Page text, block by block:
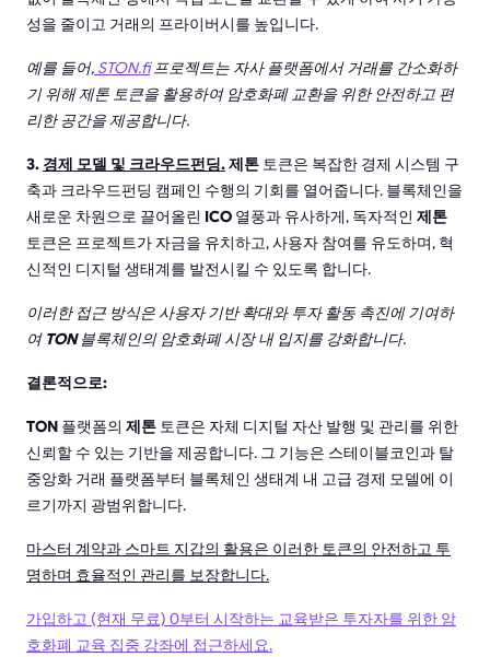
성을 줄이고 거래의 프라이버시를 높입니다.
예를 들어, STON.fi프로젝트는 자사 플랫폼에서 거래를 간소화하
기 위해 제톤 토큰을 활용하여 암호화폐 교환을 위한 안전하고 편
리한 공간을 제공합니다.
3. 경제 모델 및 크라우드펀딩.제톤 토큰은 복잡한 경제 시스템 구
축과 크라우드펀딩 캠페인 수행의 기회를 열어줍니다. 블록체인을
새로운 차원으로 끌어올린 ICO 열풍과 유사하게, 독자적인 제톤
토큰은 프로젝트가 자금을 유치하고, 사용자 참여를 유도하며, 혁
신적인 디지털 생태계를 발전시킬 수 있도록 합니다.
이러한 접근 방식은 사용자 기반 확대와 투자 활동 촉진에 기여하
여 TON블록체인의 암호화폐 시장 내 입지를 강화합니다.
결론적으로:
TON 플랫폼의 제톤 토큰은 자체 디지털 자산 발행 및 관리를 위한
신뢰할 수 있는 기반을 제공합니다. 그 기능은 스테이블코인과 탈
중앙화 거래 플랫폼부터 블록체인 생태계 내 고급 경제 모델에 이
르기까지 광범위합니다.
마스터 계약과 스마트 지갑의 활용은 이러한 토큰의 안전하고 투
명하며 효율적인 관리를 보장합니다.
가입하고 (현재 무료) 0부터 시작하는 교육받은 투자자를 위한 암
호화폐 교육 집중 강좌에 접근하세요.